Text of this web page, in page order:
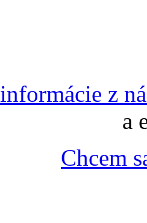
informácie z
a
Chcem